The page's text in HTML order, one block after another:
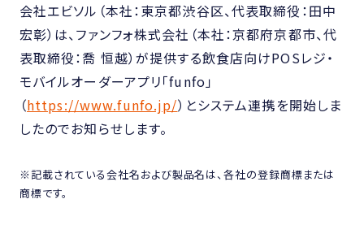
会社エビソル（本社：東京都渋谷区、代表取締役：田中
宏彰）は、ファンフォ株式会社（本社：京都府京都市、代
表取締役：喬 恒越）が提供する飲食店向けPOSレジ・
モバイルオーダーアプリ「funfo」
（https://www.funfo.jp/）とシステム連携を開始しま
したのでお知らせします。
※記載されている会社名および製品名は、各社の登録商標または
商標です。